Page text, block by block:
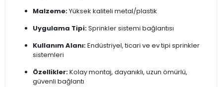
Malzeme:Yüksek kaliteli metal/plastik
Uygulama Tipi:Sprinkler sistemi bağlantısı
Kullanım Alanı:Endüstriyel, ticari ve ev tipi sprinkler
sistemleri
Özellikler:Kolay montaj, dayanıklı, uzun ömürlü,
güvenli bağlantı